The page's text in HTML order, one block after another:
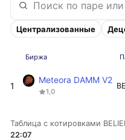
Централизованные
Биржа
1
Meteora DAMM V2
1,0
Таблица с котировками
22:07